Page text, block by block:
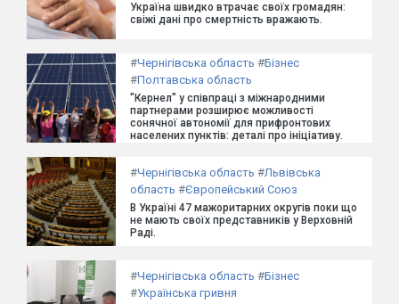
Україна швидко втрачає своїх громадян:
свіжі дані про смертність вражають.
#Чернігівська область #Бізнес
#Полтавська область
"Кернел" у співпраці з міжнародними
партнерами розширює можливості
сонячної автономії для прифронтових
населених пунктів: деталі про ініціативу.
#Чернігівська область #Львівська
область #Європейський Союз
В Україні 47 мажоритарних округів поки що
не мають своїх представників у Верховній
Раді.
#Чернігівська область #Бізнес
#Українська гривня